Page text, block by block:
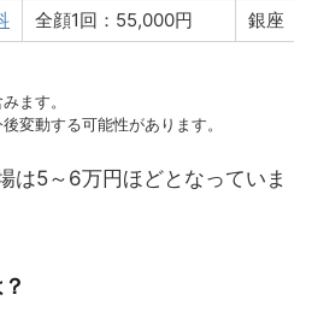
全顔1回：55,000円 銀座
ます。
変動する可能性があります。
は5～6万円ほどとなっていま